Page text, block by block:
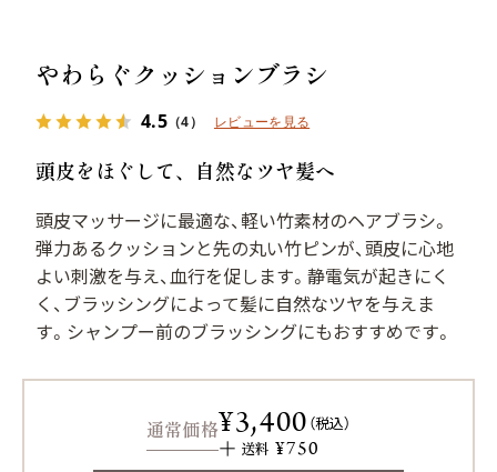
ミルキーシフト ヘアオ
オールインワンカラー
用）
サプリメント シナジ
ー
サプリメント オールイ
ンワン
マイナチュレシリーズ一覧
やわらぐクッションブラシ
4.5（4） レビューを見る
頭皮をほぐして、自然なツヤ髪へ
頭皮マッサージに最適な、軽い竹素材のヘアブラシ。
弾力あるクッションと先の丸い竹ピンが、頭皮に心地
よい刺激を与え、血行を促します。静電気が起きにく
く、ブラッシングによって髪に自然なツヤを与えま
す。シャンプー前のブラッシングにもおすすめです。
通常価格¥3,400 （税込）
送料 ¥750